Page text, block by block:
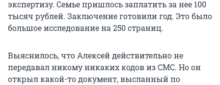
экспертизу. Семье пришлось заплатить за нее 100
тысяч рублей. Заключение готовили год. Это было
большое исследование на 250 страниц.
Выяснилось, что Алексей действительно не
передавал никому никаких кодов из СМС. Но он
открыл какой-то документ, высланный по